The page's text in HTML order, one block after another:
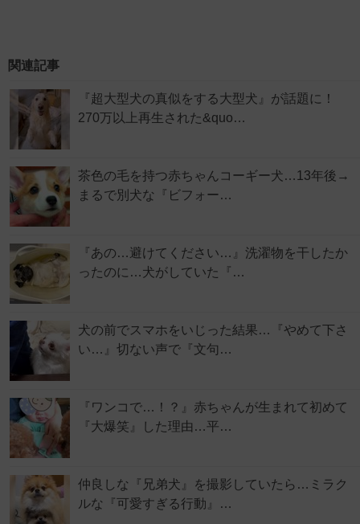
関連記事
『超大型犬の真似をする大型犬』が話題に！
270万以上再生された&quo…
茶色の毛を持つ赤ちゃんコーギー犬…13年後→
まるで別犬な『ビフォー…
『あの…避けてください…』洗濯物を干したか
ったのに…犬がしていた『…
犬の前でスマホをいじった結果…『やめて下さ
い…』切ない声で『文句…
『ワンコで…！？』赤ちゃんが生まれて初めて
『大爆笑』した理由…平…
仲良しな『兄弟犬』を撮影していたら…ミラク
ルな『可愛すぎる行動』…